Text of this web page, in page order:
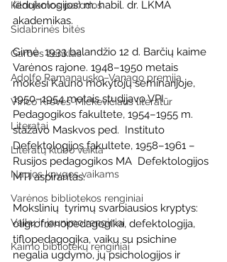
Kilnojamos parodos
Sidabrinės bitės
Garbės ženklas
Adolfo Ramanausko–Vanago premija
Vinco Krėvės-Mickevičiaus literatūr
Literatai
Literatų klubo veikla
Naujos knygos vaikams
Varėnos bibliotekos renginiai
Vaikų ir jaunimo renginiai
Kaimo bibliotekų renginiai
(edukologijos) m. habil. dr. LKMA
akademikas.
Gimė  1933 balandžio 12 d. Barčių kaime
Varėnos rajone. 1948–1950 metais
mokėsi Kauno mokytojų seminarijoje,
1950–1954 metais studijavo VPI
Pedagogikos fakultete, 1954–1955 m.
stažavo Maskvos ped.  Instituto
Defektologijos fakultete, 1958–1961 –
Rusijos pedagogikos MA  Defektologijos
MTI aspirantas.
Mokslinių  tyrimų svarbiausios kryptys:
oligrofrenopedagogika, defektologija,
tiflopedagogika, vaikų su psichine
negalia ugdymo, jų psichologijos ir